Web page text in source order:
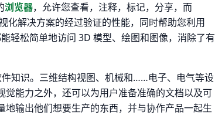
浏览器，允许您查看，注释，标记，分享，而
化解决方案的经过验证的性能，同时帮助您利用
轻松简单地访问 3D 模型、绘图和图像，消除了有
知识。三维结构视图、机械和……电子、电气等设
能力之外，还可以为用户准备准确的文档以及可
输出他们想要生产的东西，并与协作产品一起生